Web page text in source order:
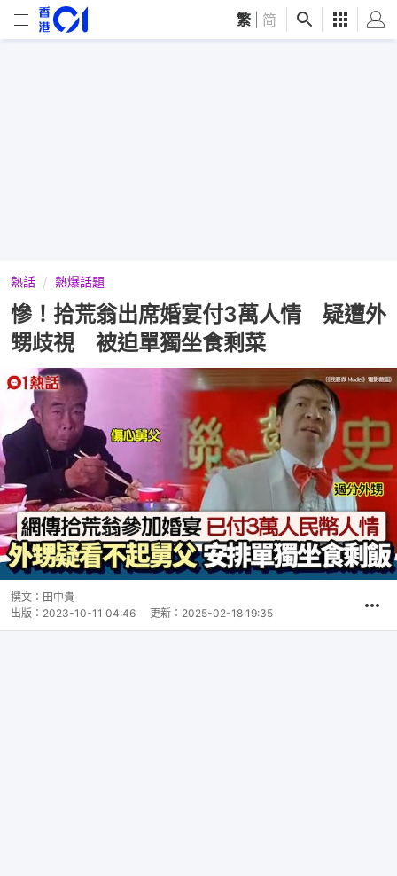
繁 简
熱話 熱爆話題
慘！拾荒翁出席婚宴付3萬人情 疑遭外
甥歧視 被迫單獨坐食剩菜
撰文： 田中貴
出版： 2023-10-11 04:46 更新： 2025-02-18 19:35